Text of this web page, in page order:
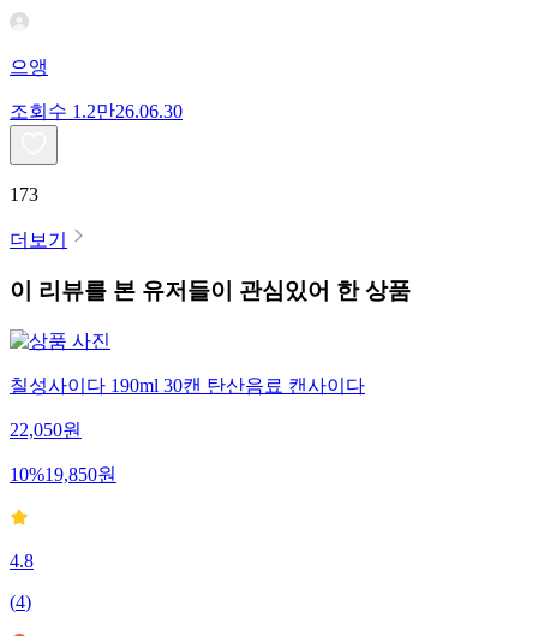
으앵
조회수 1.2만26.06.30
173
더보기
이 리뷰를 본 유저들이 관심있어 한 상품
칠성사이다 190ml 30캔 탄산음료 캔사이다
22,050원
10%19,850원
4.8
(4)